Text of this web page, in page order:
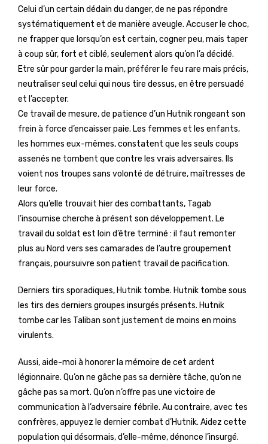
Celui d’un certain dédain du danger, de ne pas répondre
systématiquement et de manière aveugle. Accuser le choc,
ne frapper que lorsqu’on est certain, cogner peu, mais taper
à coup sûr, fort et ciblé, seulement alors qu’on l’a décidé.
Etre sûr pour garder la main, préférer le feu rare mais précis,
neutraliser seul celui qui nous tire dessus, en être persuadé
et l’accepter.
Ce travail de mesure, de patience d’un Hutnik rongeant son
frein à force d’encaisser paie. Les femmes et les enfants,
les hommes eux-mêmes, constatent que les seuls coups
assenés ne tombent que contre les vrais adversaires. Ils
voient nos troupes sans volonté de détruire, maîtresses de
leur force.
Alors qu’elle trouvait hier des combattants, Tagab
l’insoumise cherche à présent son développement. Le
travail du soldat est loin d’être terminé : il faut remonter
plus au Nord vers ses camarades de l’autre groupement
français, poursuivre son patient travail de pacification.
Derniers tirs sporadiques, Hutnik tombe. Hutnik tombe sous
les tirs des derniers groupes insurgés présents. Hutnik
tombe car les Taliban sont justement de moins en moins
virulents.
Aussi, aide-moi à honorer la mémoire de cet ardent
légionnaire. Qu’on ne gâche pas sa dernière tâche, qu’on ne
gâche pas sa mort. Qu’on n’offre pas une victoire de
communication à l’adversaire fébrile. Au contraire, avec tes
confrères, appuyez le dernier combat d’Hutnik. Aidez cette
population qui désormais, d’elle-même, dénonce l’insurgé.